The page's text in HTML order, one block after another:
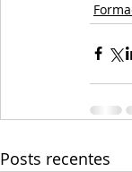
Posts recentes